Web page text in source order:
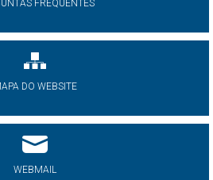
FREQUENTES
DO WEBSITE
WEBMAIL